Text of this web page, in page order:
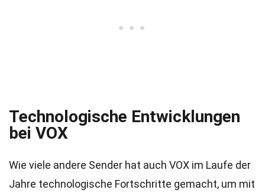
Technologische Entwicklungen
bei VOX
Wie viele andere Sender hat auch VOX im Laufe der
Jahre technologische Fortschritte gemacht, um mit